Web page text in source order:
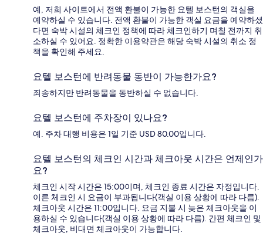
예, 저희 사이트에서 전액 환불이 가능한 요텔 보스턴의 객실을
예약하실 수 있습니다. 전액 환불이 가능한 객실 요금을 예약하셨
다면 숙박 시설의 체크인 정책에 따라 체크인하기 며칠 전까지 취
소하실 수 있어요. 정확한 이용약관은 해당 숙박 시설의 취소 정
책을 확인해 주세요.
요텔 보스턴에 반려동물 동반이 가능한가요?
죄송하지만 반려동물을 동반하실 수 없습니다.
요텔 보스턴에 주차장이 있나요?
예. 주차 대행 비용은 1일 기준 USD 80.00입니다.
요텔 보스턴의 체크인 시간과 체크아웃 시간은 언제인가
요?
체크인 시작 시간은 15:00이며, 체크인 종료 시간은 자정입니다.
이른 체크인 시 요금이 부과됩니다(객실 이용 상황에 따라 다름).
체크아웃 시간은 11:00입니다. 요금 지불 시 늦은 체크아웃을 이
용하실 수 있습니다(객실 이용 상황에 따라 다름). 간편 체크인 및
체크아웃, 비대면 체크아웃이 가능합니다.